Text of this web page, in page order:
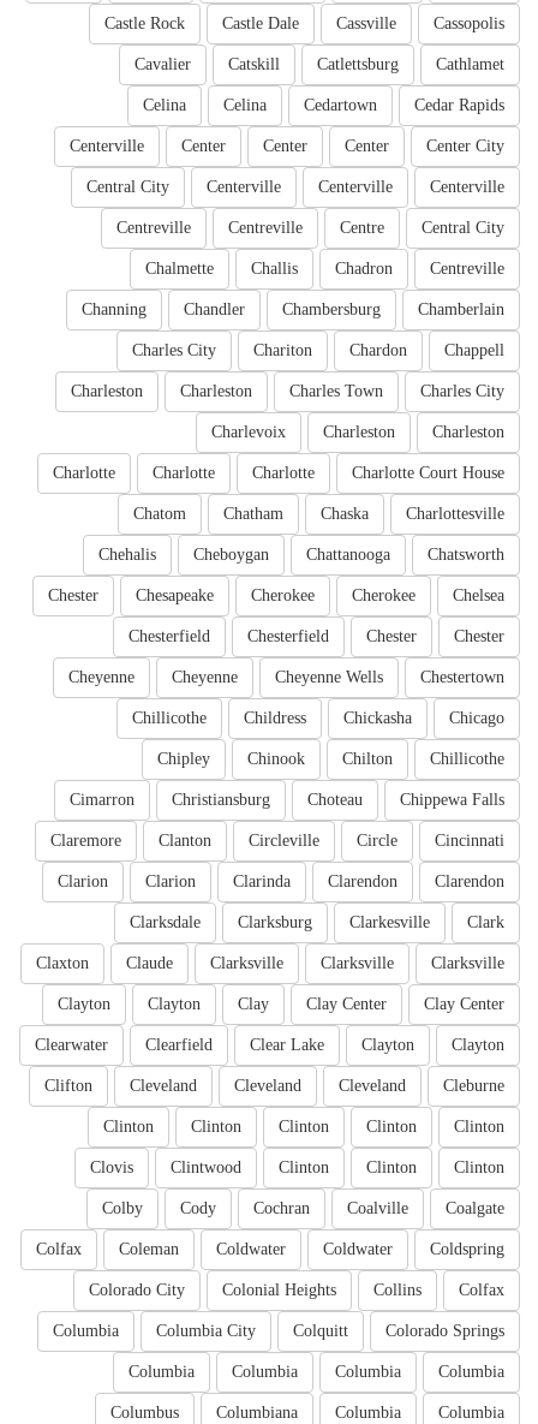
Cassopolis
Cassville
Castle Dale
Castle Rock
Cathlamet
Catlettsburg
Catskill
Cavalier
Cedar Rapids
Cedartown
Celina
Celina
Center City
Center
Center
Center
Centerville
Centerville
Centerville
Centerville
Central City
Central City
Centre
Centreville
Centreville
Centreville
Chadron
Challis
Chalmette
Chamberlain
Chambersburg
Chandler
Channing
Chappell
Chardon
Chariton
Charles City
Charles City
Charles Town
Charleston
Charleston
Charleston
Charleston
Charlevoix
Charlotte Court House
Charlotte
Charlotte
Charlotte
Charlottesville
Chaska
Chatham
Chatom
Chatsworth
Chattanooga
Cheboygan
Chehalis
Chelsea
Cherokee
Cherokee
Chesapeake
Chester
Chester
Chester
Chesterfield
Chesterfield
Chestertown
Cheyenne Wells
Cheyenne
Cheyenne
Chicago
Chickasha
Childress
Chillicothe
Chillicothe
Chilton
Chinook
Chipley
Chippewa Falls
Choteau
Christiansburg
Cimarron
Cincinnati
Circle
Circleville
Clanton
Claremore
Clarendon
Clarendon
Clarinda
Clarion
Clarion
Clark
Clarkesville
Clarksburg
Clarksdale
Clarksville
Clarksville
Clarksville
Claude
Claxton
Clay Center
Clay Center
Clay
Clayton
Clayton
Clayton
Clayton
Clear Lake
Clearfield
Clearwater
Cleburne
Cleveland
Cleveland
Cleveland
Clifton
Clinton
Clinton
Clinton
Clinton
Clinton
Clinton
Clinton
Clinton
Clintwood
Clovis
Coalgate
Coalville
Cochran
Cody
Colby
Coldspring
Coldwater
Coldwater
Coleman
Colfax
Colfax
Collins
Colonial Heights
Colorado City
Colorado Springs
Colquitt
Columbia City
Columbia
Columbia
Columbia
Columbia
Columbia
Columbia
Columbia
Columbiana
Columbus